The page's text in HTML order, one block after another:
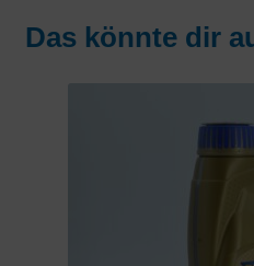
Das könnte dir